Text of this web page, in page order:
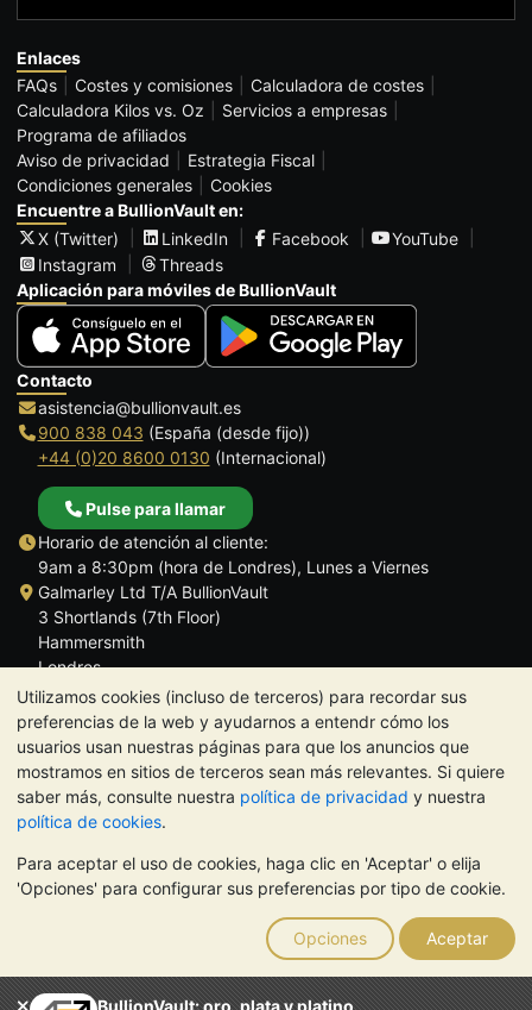
Utilizamos cookies (incluso de terceros) para recordar sus
preferencias de la web y ayudarnos a entendr cómo los
usuarios usan nuestras páginas para que los anuncios que
mostramos en sitios de terceros sean más relevantes. Si quiere
saber más, consulte nuestra política de privacidad y nuestra
política de cookies.
Para aceptar el uso de cookies, haga clic en 'Aceptar' o elija
'Opciones' para configurar sus preferencias por tipo de cookie.
Opciones Aceptar
BullionVault: oro, plata y platino
Enlaces
FAQs
Costes y comisiones
Calculadora de costes
Calculadora Kilos vs. Oz
Servicios a empresas
Programa de afiliados
Aviso de privacidad
Estrategia Fiscal
Condiciones generales
Cookies
Encuentre a BullionVault en:
X (Twitter)
LinkedIn Facebook
YouTube
Instagram
Threads
Aplicación para móviles de BullionVault
Contacto
asistencia@bullionvault.es
900 838 043 (España (desde fijo))
+44 (0)20 8600 0130 (Internacional)
Pulse para llamar
Horario de atención al cliente:
9am a 8:30pm (hora de Londres), Lunes a Viernes
Galmarley Ltd T/A BullionVault
3 Shortlands (7th Floor)
Hammersmith
Londres
W6 8DA
Reino Unido
NOTA: El valor de los metales preciosos puede tanto bajar como
subir. Las tendencias históricas no garantizan la evolución
futura de los precios. Nada de lo contenido en los sitios web de
BullionVault ni en ninguna de sus comunicaciones constituye
asesoramiento en materia de inversión. Debería buscar
asesoramiento profesional para determinar si poseer metales